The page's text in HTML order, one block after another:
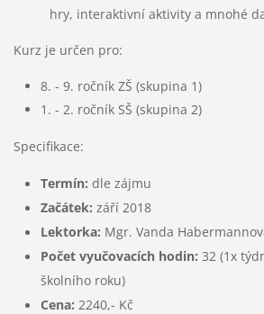
hry, interaktivní aktivity a mnohé
Kurz je určen pro:
8. - 9. ročník ZŠ (skupina 1)
1. - 2. ročník SŠ (skupina 2)
Specifikace:
Termín: dle zájmu
Začátek: září 2018
Lektorka: Mgr. Vanda
Počet vyučovacích hodin: 32 (1x
školního roku)
Cena: 2240,- Kč